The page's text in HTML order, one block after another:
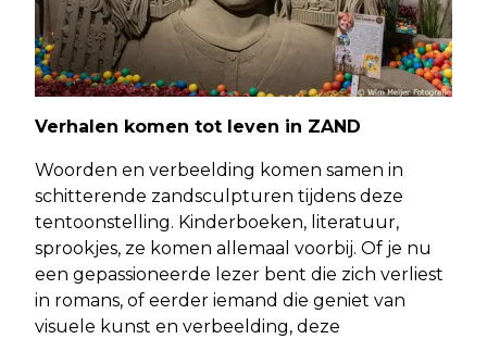
Verhalen komen tot leven in ZAND
Woorden en verbeelding komen samen in
schitterende zandsculpturen tijdens deze
tentoonstelling. Kinderboeken, literatuur,
sprookjes, ze komen allemaal voorbij. Of je nu
een gepassioneerde lezer bent die zich verliest
in romans, of eerder iemand die geniet van
visuele kunst en verbeelding, deze